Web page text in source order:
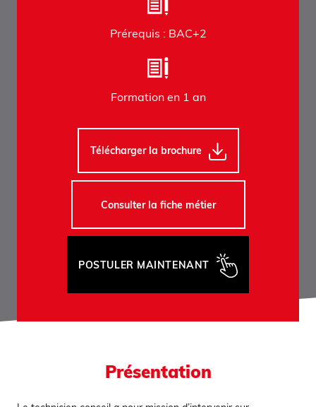
Prérequis : BAC+2
Formation en 1 an
Télécharger la brochure
Consulter la fiche métier
POSTULER MAINTENANT
Présentation